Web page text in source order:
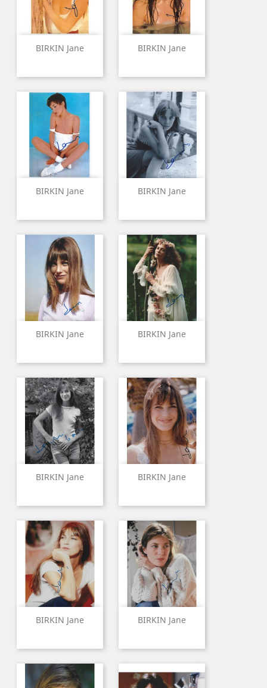
BIRKIN Jane BIRKIN Jane
BIRKIN Jane BIRKIN Jane
BIRKIN Jane BIRKIN Jane
BIRKIN Jane BIRKIN Jane
BIRKIN Jane BIRKIN Jane